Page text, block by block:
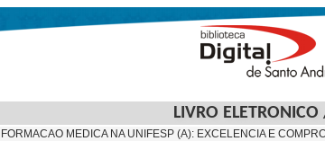
LIVRO
FORMACAO MEDICA NA UNIFESP (A): EXCELENCIA E